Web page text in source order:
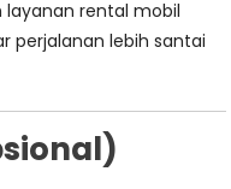
layanan rental mobil
perjalanan lebih santai